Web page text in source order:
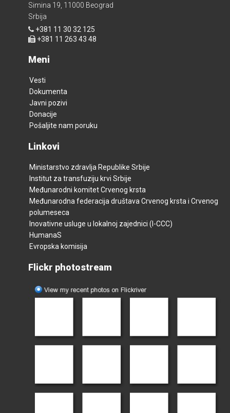
Simina 19, 11000 Beograd
Srbija
+381 11 30 32 125
+381 11 263 43 48
Meni
Vesti
Dokumenta
Javni pozivi
Donacije
Pošaljite nam poruku
Linkovi
Ministarstvo zdravlja Republike Srbije
Institut za transfuziju krvi Srbije
Međunarodni komitet Crvenog krsta
Međunarodna federacija društava Crvenog krsta i Crvenog
polumeseca
Inovativne usluge u lokalnoj zajednici (I-CCC)
HumanaS
Evropska komisija
Flickr photostream